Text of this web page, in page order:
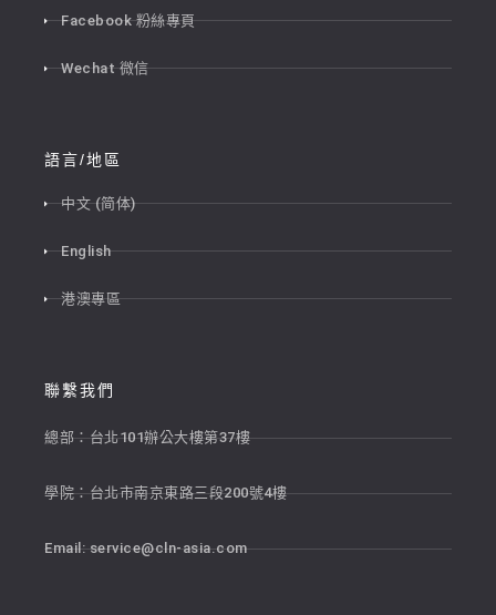
Facebook 粉絲專頁
Wechat 微信
語言/地區
中文 (简体)
English
港澳專區
聯繫我們
總部：台北101辦公大樓第37樓
學院：台北市南京東路三段200號4樓
Email:service@cln-asia.com